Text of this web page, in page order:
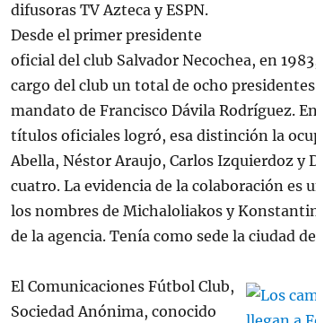
difusoras TV Azteca y ESPN.
Desde el primer presidente
oficial del club Salvador Necochea, en
cargo del club un total de ocho
mandato de Francisco Dávila Rodríguez.
títulos oficiales logró, esa distinción la
Abella, Néstor Araujo, Carlos Izquierdoz y
cuatro. La evidencia de la colaboración es
los nombres de Michaloliakos y
de la agencia. Tenía como sede la ciudad
El Comunicaciones Fútbol Club,
Sociedad Anónima, conocido